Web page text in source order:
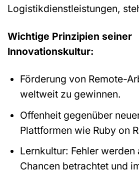
Logistikdienstleistungen,
Wichtige Prinzipien seiner
Innovationskultur:
Förderung von Remote-
weltweit zu gewinnen.
Offenheit gegenüber
Plattformen wie Ruby on
Lernkultur: Fehler
Chancen betrachtet und